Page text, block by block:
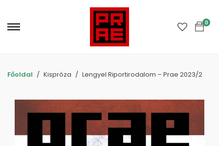
0
Főoldal Kispróza Lengyel Riportirodalom – Prae 2023/2